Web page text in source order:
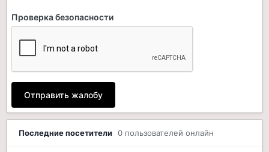
Проверка безопасности
Отправить жалобу
Последние посетители 0 пользователей онлайн